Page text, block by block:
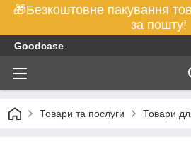
🎁Безкоштовне пакування
за пошту!
Goodcase
Товари та послуги Товари